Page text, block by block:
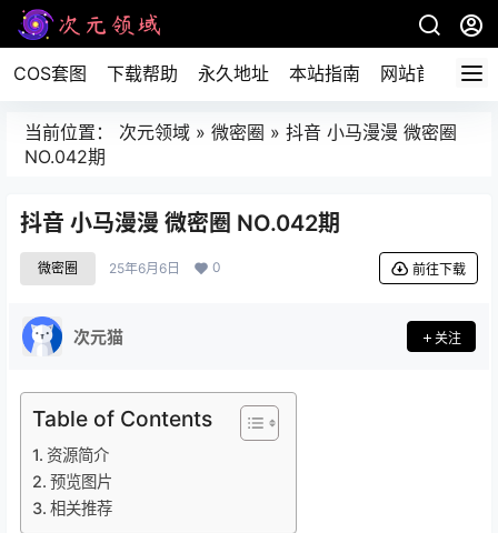
COS套图 下载帮助 永久地址 本站指南 网站首页
当前位置： 次元领域 » 微密圈 » 抖音 小马漫漫 微密圈
NO.042期
抖音 小马漫漫 微密圈 NO.042期
微密圈 25年6月6日 0 前往下载
次元猫 关注
Table of Contents
资源简介
预览图片
相关推荐